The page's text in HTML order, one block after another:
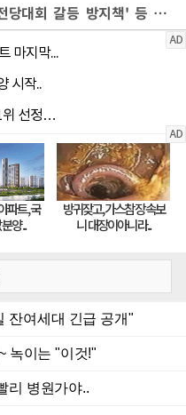
국민의힘, 내일 선관위 회의…'전당대회 갈등 방지책' 등 논의